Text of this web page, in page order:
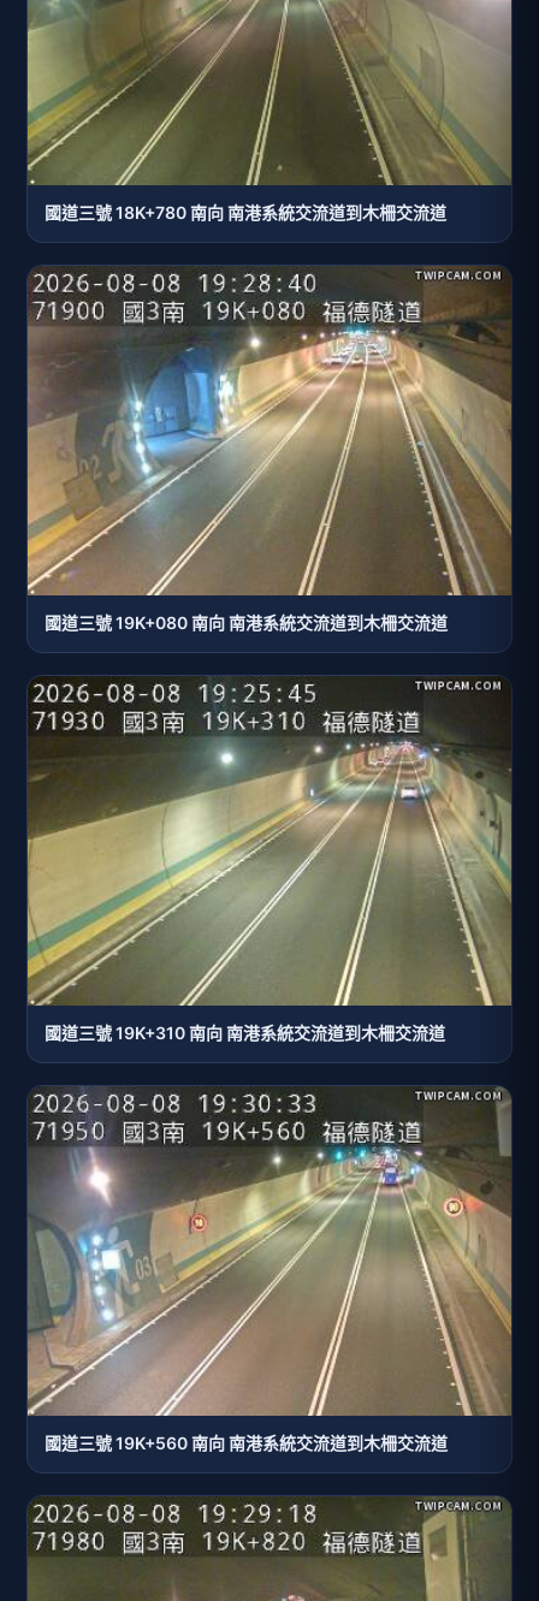
國道三號 18K+780 南向 南港系統交流道到木柵交流道
國道三號 19K+080 南向 南港系統交流道到木柵交流道
國道三號 19K+310 南向 南港系統交流道到木柵交流道
國道三號 19K+560 南向 南港系統交流道到木柵交流道